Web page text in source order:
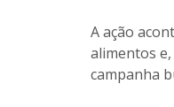
A ação
alimentos
campanha